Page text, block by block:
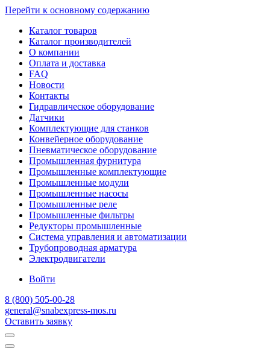
Перейти к основному содержанию
Каталог товаров
Каталог производителей
О компании
Оплата и доставка
FAQ
Новости
Контакты
Гидравлическое оборудование
Датчики
Комплектующие для станков
Конвейерное оборудование
Пневматическое оборудование
Промышленная фурнитура
Промышленные комплектующие
Промышленные модули
Промышленные насосы
Промышленные реле
Промышленные фильтры
Редукторы промышленные
Система управления и автоматизации
Трубопроводная арматура
Электродвигатели
Войти
8 (800) 505-00-28
general@snabexpress-mos.ru
Оставить заявку